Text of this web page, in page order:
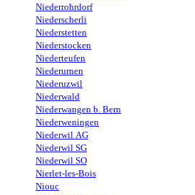
Niederrohrdorf
Niederscherli
Niederstetten
Niederstocken
Niederteufen
Niederurnen
Niederuzwil
Niederwald
Niederwangen b. Bern
Niederweningen
Niederwil AG
Niederwil SG
Niederwil SO
Nierlet-les-Bois
Niouc